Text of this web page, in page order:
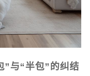
”与“半包”的纠结